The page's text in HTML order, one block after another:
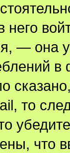
него
— она
то
что